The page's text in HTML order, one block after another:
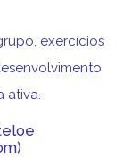
exercícios
ativa.